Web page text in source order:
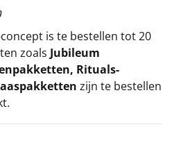
is te bestellen tot 20
zoals Jubileum
, Rituals-
zijn te bestellen